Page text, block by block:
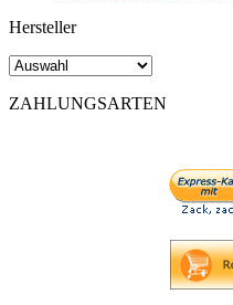
Hersteller
ZAHLUNGSARTEN